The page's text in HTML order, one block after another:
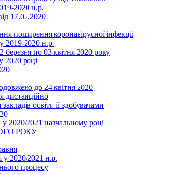
2020 н.р.
17.02.2020
поширення коронавірусної інфекції
2019-2020 н.р.
березня по 03 квітня 2020 року
2020 році
до 24 квітня 2020
дистанційно
освіти її здобувачами
2020/2021 навчальному році
РОКУ
у 2020/2021 н.р.
процесу